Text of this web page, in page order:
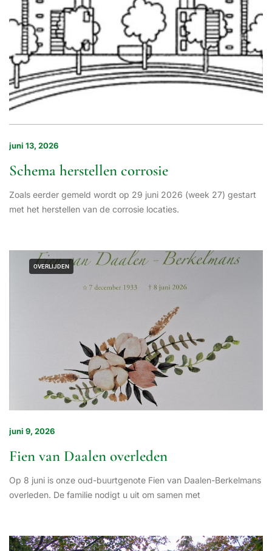
juni 13, 2026
Schema herstellen corrosie
Zoals eerder gemeld wordt op 29 juni 2026 (week 27) gestart
met het herstellen van de corrosie locaties.
OVERLIJDEN
juni 9, 2026
Fien van Daalen overleden
Op 8 juni is onze oud-buurtgenote Fien van Daalen-Berkelmans
overleden. De familie nodigt u uit om samen met